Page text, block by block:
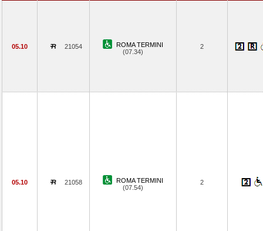
05.10 21054
ROMA TERMINI
(07.34)
2
05.10 21058
ROMA TERMINI
(07.54)
2